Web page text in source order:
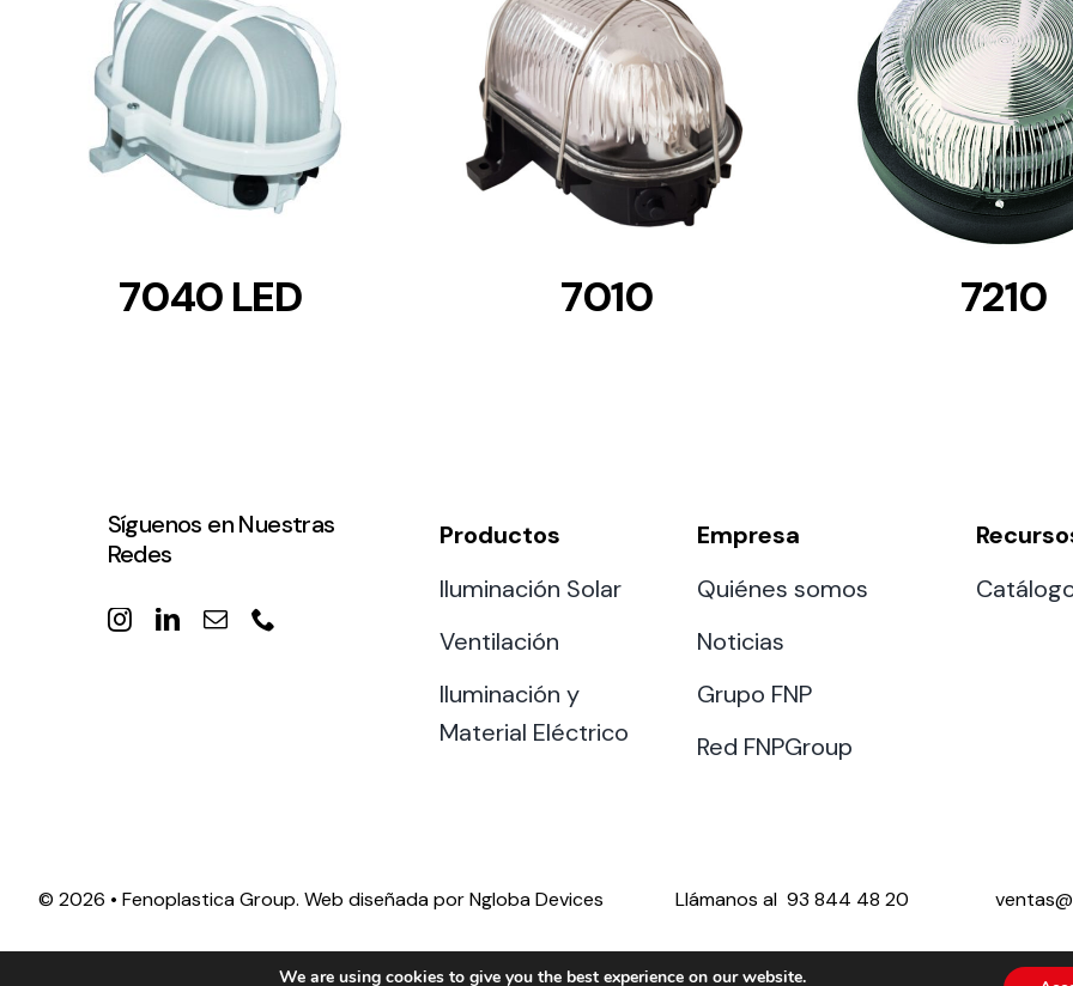
DETAILS
7040 LED
DETAILS
7010
DETAILS
7210
Síguenos en Nuestras
Redes
Productos
Iluminación Solar
Ventilación
Iluminación y
Material Eléctrico
Empresa
Quiénes somos
Noticias
Grupo FNP
Red FNPGroup
© 2026 • Fenoplastica Group. Web diseñada porNgloba Devices Llámanos al93 844 48 20
We are using cookies to give you the best experience on our website.